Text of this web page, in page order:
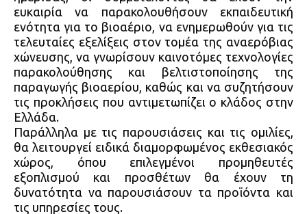
ευκαιρία να παρακολουθήσουν εκπαιδευτική
ενότητα για το βιοαέριο, να ενημερωθούν για τις
τελευταίες εξελίξεις στον τομέα της αναερόβιας
χώνευσης, να γνωρίσουν καινοτόμες τεχνολογίες
παρακολούθησης και βελτιστοποίησης της
παραγωγής βιοαερίου, καθώς και να συζητήσουν
τις προκλήσεις που αντιμετωπίζει ο κλάδος στην
Ελλάδα.
Παράλληλα με τις παρουσιάσεις και τις ομιλίες,
θα λειτουργεί ειδικά διαμορφωμένος εκθεσιακός
χώρος, όπου επιλεγμένοι προμηθευτές
εξοπλισμού και προσθέτων θα έχουν τη
δυνατότητα να παρουσιάσουν τα προϊόντα και
τις υπηρεσίες τους.